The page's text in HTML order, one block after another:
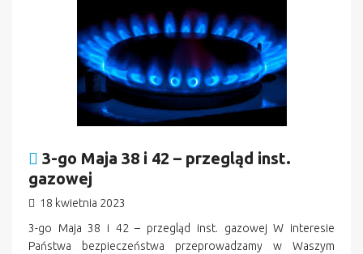
3-go Maja 38 i 42 – przegląd inst.
gazowej
18 kwietnia 2023
3-go Maja 38 i 42 – przegląd inst. gazowej W interesie
Państwa bezpieczeństwa przeprowadzamy w Waszym